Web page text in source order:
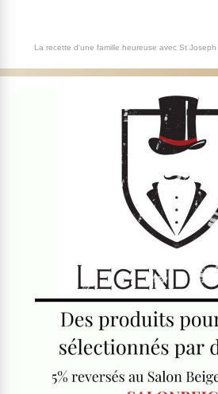
La recette d'une famille heureuse avec St